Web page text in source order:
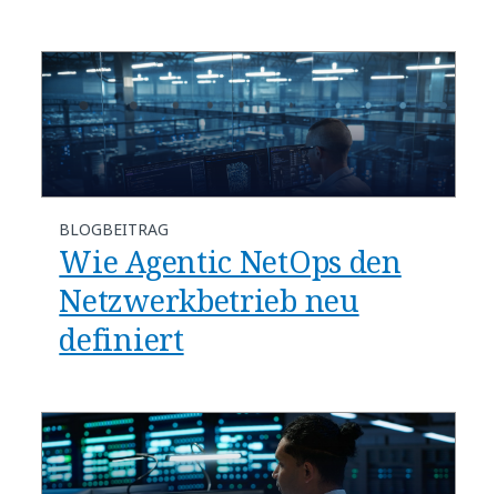
BLOGBEITRAG
​​Wie Agentic NetOps den
Netzwerkbetrieb neu
definiert​